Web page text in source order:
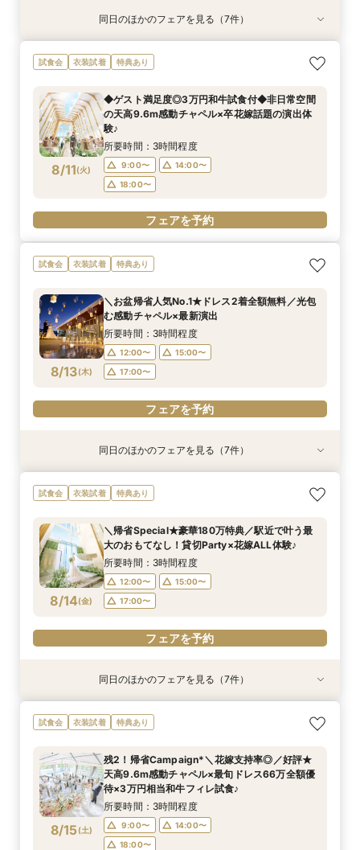
8/10(月)
【60分で完結】即決営業ナシで安心！気軽によ
りみちツアー
12:00〜
15:00〜
フェアを予約
8/10(月)
【タイパ重視！60分で完結◎】オンラインで会
場案内＆相談会
12:00〜
13:00〜
フェアを予約
衣装試着 特典あり
8/10(月)
★1周年記念★27年1,2月式限定♪料理ランクup×
ドレス1着差額フリー！
12:00〜
15:00〜
フェアを予約
特典あり
8/10(月)
【6名～30名の少人数婚】挙式＆会食Newプラ
ン誕生！無料試食付
12:00〜
15:00〜
フェアを予約
衣装試着 特典あり
8/10(月)
【マタニティー限定】安心サポート＆お祝い特典
付フェア
12:00〜
15:00〜
フェアを予約
特典あり
8/10(月)
【最短90分★】何も決まってなくてOK♪最新演
出体験×お気軽相談
12:00〜
15:00〜
フェアを予約
衣装試着 特典あり
8/10(月)
【2件目以降限定◆スペシャル特典】空き状況僅
か！日程先取り×安心見積り比較相談♪
12:00〜
15:00〜
フェアを予約
同日のほかのフェアを見る（7件）
試食会 衣装試着 特典あり
8/11(火)
◆ゲスト満足度◎3万円和牛試食付◆非日常空間
の天高9.6m感動チャペル×卒花嫁話題の演出体
験♪
所要時間：3時間程度
9:00〜
14:00〜
18:00〜
フェアを予約
試食会 衣装試着 特典あり
8/13(木)
＼お盆帰省人気No.1★ドレス2着全額無料／光包
む感動チャペル×最新演出
所要時間：3時間程度
12:00〜
15:00〜
17:00〜
フェアを予約
8/13(木)
【60分で完結】即決営業ナシで安心！気軽によ
りみちツアー
12:00〜
15:00〜
17:00〜
フェアを予約
8/13(木)
【タイパ重視！60分で完結◎】オンラインで会
場案内＆相談会
12:00〜
13:00〜
15:00〜
16:00〜
フェアを予約
衣装試着 特典あり
8/13(木)
★1周年記念★27年1,2月式限定♪料理ランクup×
ドレス1着差額フリー！
12:00〜
15:00〜
17:00〜
フェアを予約
特典あり
8/13(木)
【6名～30名の少人数婚】挙式＆会食Newプラ
ン誕生！無料試食付
12:00〜
15:00〜
17:00〜
フェアを予約
衣装試着 特典あり
8/13(木)
【マタニティー限定】安心サポート＆お祝い特典
付フェア
12:00〜
15:00〜
17:00〜
フェアを予約
特典あり
8/13(木)
【最短90分★】何も決まってなくてOK♪最新演
出体験×お気軽相談
12:00〜
15:00〜
17:00〜
フェアを予約
衣装試着 特典あり
8/13(木)
【2件目以降限定◆スペシャル特典】空き状況僅
か！日程先取り×安心見積り比較相談♪
12:00〜
15:00〜
17:00〜
フェアを予約
同日のほかのフェアを見る（7件）
試食会 衣装試着 特典あり
8/14(金)
＼帰省Special★豪華180万特典／駅近で叶う最
大のおもてなし！貸切Party×花嫁ALL体験♪
所要時間：3時間程度
12:00〜
15:00〜
17:00〜
フェアを予約
8/14(金)
【60分で完結】即決営業ナシで安心！気軽によ
りみちツアー
12:00〜
15:00〜
17:00〜
フェアを予約
8/14(金)
【タイパ重視！60分で完結◎】オンラインで会
場案内＆相談会
12:00〜
13:00〜
15:00〜
16:00〜
フェアを予約
衣装試着 特典あり
8/14(金)
★1周年記念★27年1,2月式限定♪料理ランクup×
ドレス1着差額フリー！
12:00〜
15:00〜
17:00〜
フェアを予約
特典あり
8/14(金)
【6名～30名の少人数婚】挙式＆会食Newプラ
ン誕生！無料試食付
12:00〜
15:00〜
17:00〜
フェアを予約
衣装試着 特典あり
8/14(金)
【マタニティー限定】安心サポート＆お祝い特典
付フェア
12:00〜
15:00〜
17:00〜
フェアを予約
特典あり
8/14(金)
【最短90分★】何も決まってなくてOK♪最新演
出体験×お気軽相談
12:00〜
15:00〜
17:00〜
フェアを予約
衣装試着 特典あり
8/14(金)
【2件目以降限定◆スペシャル特典】空き状況僅
か！日程先取り×安心見積り比較相談♪
12:00〜
15:00〜
17:00〜
フェアを予約
同日のほかのフェアを見る（7件）
試食会 衣装試着 特典あり
8/15(土)
残2！帰省Campaign*＼花嫁支持率◎／好評★
天高9.6m感動チャペル×最旬ドレス66万全額優
待×3万円相当和牛フィレ試食♪
所要時間：3時間程度
9:00〜
14:00〜
18:00〜